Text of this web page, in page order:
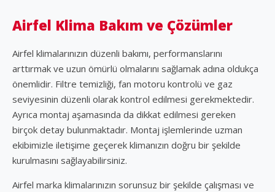
Airfel Klima Bakım ve Çözümler
Airfel klimalarınızın düzenli bakımı, performanslarını
arttırmak ve uzun ömürlü olmalarını sağlamak adına oldukça
önemlidir. Filtre temizliği, fan motoru kontrolü ve gaz
seviyesinin düzenli olarak kontrol edilmesi gerekmektedir.
Ayrıca montaj aşamasında da dikkat edilmesi gereken
birçok detay bulunmaktadır. Montaj işlemlerinde uzman
ekibimizle iletişime geçerek klimanızın doğru bir şekilde
kurulmasını sağlayabilirsiniz.
Airfel marka klimalarınızın sorunsuz bir şekilde çalışması ve